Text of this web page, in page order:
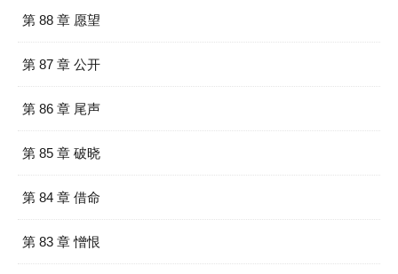
第 88 章 愿望
第 87 章 公开
第 86 章 尾声
第 85 章 破晓
第 84 章 借命
第 83 章 憎恨